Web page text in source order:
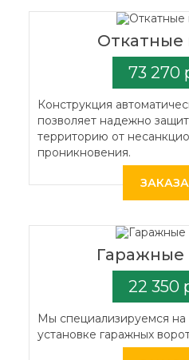
Откатные
73 270
Конструкция
позволяет надежно
территорию от
проникновения.
Гаражные
22 350
Мы специализируемся на
установке гаражных